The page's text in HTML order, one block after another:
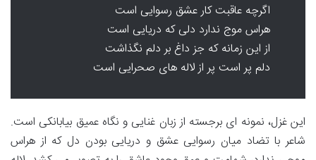
اگرچه عاقبت کار عشق رسوایی است
هراس موج ندارد دلی که دریایی است
از این زمانه که جز داغ بر دلم نگذاشت
دلم پر است پر از لاله های صحرایی است
این غزل، نمونه ای برجسته از زبان غنایی و نگاه عمیق بیابانکی است.
شاعر با تضاد میان رسوایی عشق و دریایی بودن دل که از هراس